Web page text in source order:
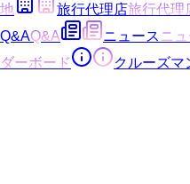
地
旅行代理店旅行代理
Q&AQ&A ニュース ニ
ダーボード
クルーズマ